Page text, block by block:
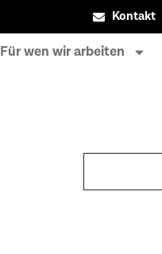
Kontakt
Für wen wir arbeiten